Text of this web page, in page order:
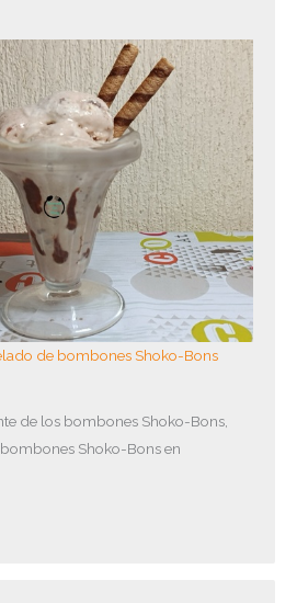
de bombones Shoko-Bons
de los bombones Shoko-Bons,
Shoko-Bons en